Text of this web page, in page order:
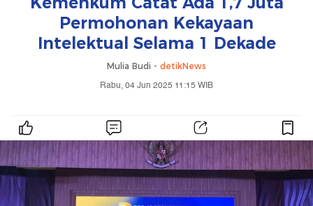
Permohonan Kekayaan
Intelektual Selama 1 Dekade
Mulia Budi - detikNews
Rabu, 04 Jun 2025 11:15 WIB